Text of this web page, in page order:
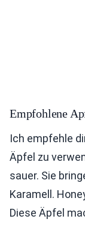
Empfohlene
Ich empfehle
Äpfel zu
sauer. Sie
Karamell.
Diese Äpfel